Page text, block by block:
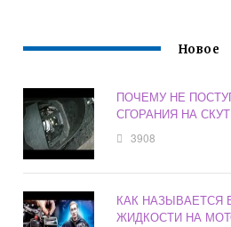
Новое
ПОЧЕМУ НЕ
СГОРАНИЯ НА
3908
КАК НАЗЫВАЕТСЯ
ЖИДКОСТИ НА